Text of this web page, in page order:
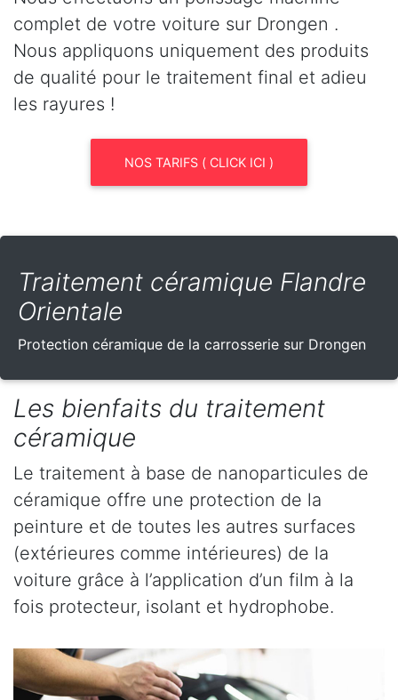
complet de votre voiture sur Drongen .
Nous appliquons uniquement des produits
de qualité pour le traitement final et adieu
les rayures !
NOS TARIFS ( CLICK ICI )
Traitement céramique Flandre
Orientale
Protection céramique de la carrosserie sur Drongen
Les bienfaits du traitement
céramique
Le traitement à base de nanoparticules de
céramique offre une protection de la
peinture et de toutes les autres surfaces
(extérieures comme intérieures) de la
voiture grâce à l’application d’un film à la
fois protecteur, isolant et hydrophobe.